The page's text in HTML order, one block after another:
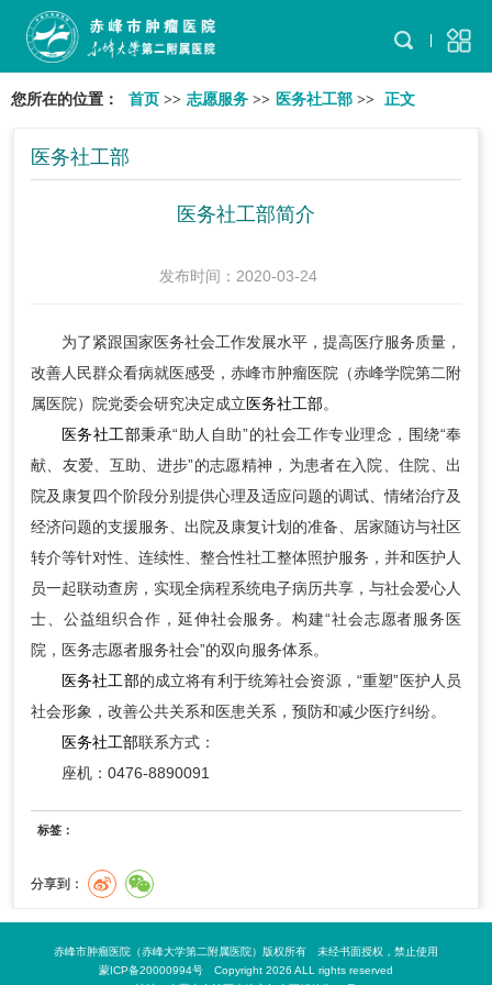
您所在的位置： 首页 >> 志愿服务 >> 医务社工部 >> 正文
医务社工部
医务社工部简介
发布时间：2020-03-24
为了紧跟国家医务社会工作发展水平，提高医疗服务质量，
改善人民群众看病就医感受，赤峰市肿瘤医院（赤峰学院第二附
属医院）院党委会研究决定成立医务社工部。
医务社工部秉承“助人自助”的社会工作专业理念，围绕“奉
献、友爱、互助、进步”的志愿精神，为患者在入院、住院、出
院及康复四个阶段分别提供心理及适应问题的调试、情绪治疗及
经济问题的支援服务、出院及康复计划的准备、居家随访与社区
转介等针对性、连续性、整合性社工整体照护服务，并和医护人
员一起联动查房，实现全病程系统电子病历共享，与社会爱心人
士、公益组织合作，延伸社会服务。构建“社会志愿者服务医
院，医务志愿者服务社会”的双向服务体系。
医务社工部的成立将有利于统筹社会资源，“重塑”医护人员
社会形象，改善公共关系和医患关系，预防和减少医疗纠纷。
医务社工部联系方式：
座机：0476-8890091
标签：
分享到：
赤峰市肿瘤医院（赤峰大学第二附属医院）版权所有 未经书面授权，禁止使用
蒙ICP备20000994号 Copyright 2026 ALL rights reserved